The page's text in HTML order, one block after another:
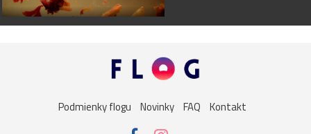
Podmienky flogu Novinky FAQ Kontakt